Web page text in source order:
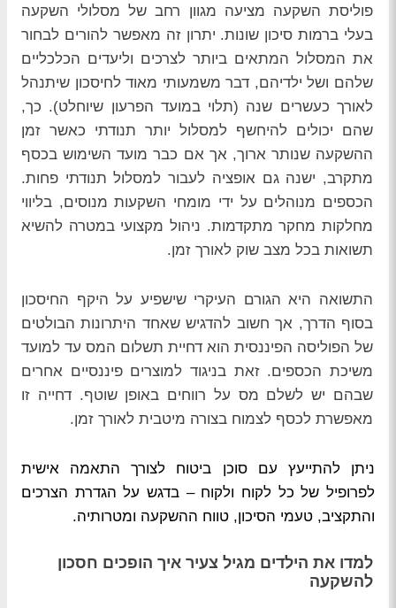
פוליסת השקעה מציעה מגוון רחב של מסלולי השקעה
בעלי ברמות סיכון שונות. יתרון זה מאפשר להורים לבחור
את המסלול המתאים ביותר לצרכים וליעדים הכלכליים
שלהם ושל ילדיהם, דבר משמעותי מאוד לחיסכון שיתנהל
לאורך כעשרים שנה (תלוי במועד הפרעון שיוחלט). כך,
שהם יכולים להיחשף למסלול יותר תנודתי כאשר זמן
ההשקעה שנותר ארוך, אך אם כבר מועד השימוש בכסף
מתקרב, ישנה גם אופציה לעבור למסלול תנודתי פחות.
הכספים מנוהלים על ידי מומחי השקעות מנוסים, בליווי
מחלקות מחקר מתקדמות. ניהול מקצועי במטרה להשיא
תשואות בכל מצב שוק לאורך זמן.
התשואה היא הגורם העיקרי שישפיע על היקף החיסכון
בסוף הדרך, אך חשוב להדגיש שאחד היתרונות הבולטים
של הפוליסה הפיננסית הוא דחיית תשלום המס עד למועד
משיכת הכספים. זאת בניגוד למוצרים פיננסיים אחרים
שבהם יש לשלם מס על רווחים באופן שוטף. דחייה זו
מאפשרת לכסף לצמוח בצורה מיטבית לאורך זמן.
ניתן להתייעץ עם סוכן ביטוח לצורך התאמה אישית
לפרופיל של כל לקוח ולקוח – בדגש על הגדרת הצרכים
והתקציב, טעמי הסיכון, טווח ההשקעה ומטרותיה.
למדו את הילדים מגיל צעיר איך הופכים חסכון
להשקעה